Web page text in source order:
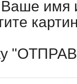
Ваше имя